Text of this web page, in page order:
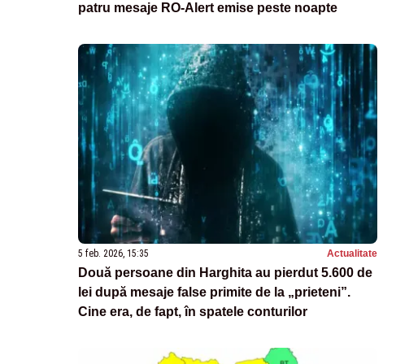
patru mesaje RO-Alert emise peste noapte
5 feb. 2026, 15:35 Actualitate
Două persoane din Harghita au pierdut 5.600 de
lei după mesaje false primite de la „prieteni”.
Cine era, de fapt, în spatele conturilor